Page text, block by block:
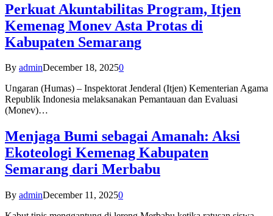
Perkuat Akuntabilitas Program, Itjen
Kemenag Monev Asta Protas di
Kabupaten Semarang
By adminDecember 18, 20250
Ungaran (Humas) – Inspektorat Jenderal (Itjen) Kementerian Agama
Republik Indonesia melaksanakan Pemantauan dan Evaluasi
(Monev)…
Menjaga Bumi sebagai Amanah: Aksi
Ekoteologi Kemenag Kabupaten
Semarang dari Merbabu
By adminDecember 11, 20250